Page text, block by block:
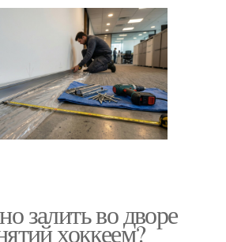
залить во дворе
хоккеем?